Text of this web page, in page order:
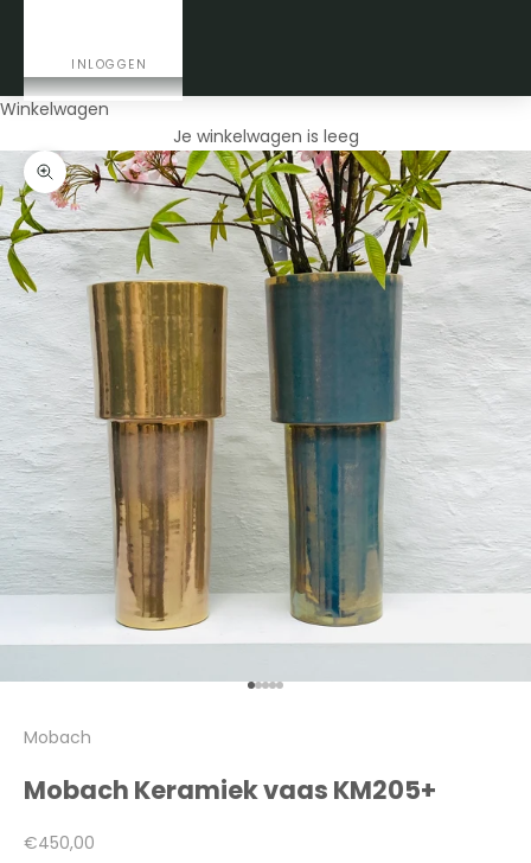
INLOGGEN
Winkelwagen
Je winkelwagen is leeg
In-/uitzoomen
Naar artikel 1
Naar artikel 2
Naar artikel 3
Naar artikel 4
Naar artikel 5
Mobach
Mobach Keramiek vaas KM205+
Aanbiedingsprijs
€450,00